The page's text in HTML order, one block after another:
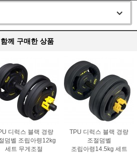
함께 구매한 상품
디럭스 블랙 경량
덤벨 조립아령12kg
세트 무게조절
TPU 디럭스 블랙 경량
조절덤벨
조립아령14.5kg 세트